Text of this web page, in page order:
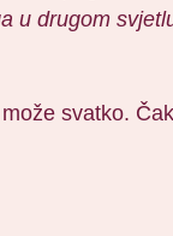
u drugom
svatko.